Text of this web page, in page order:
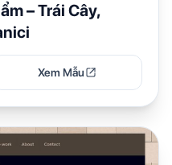
– Trái Cây,
Xem Mẫu